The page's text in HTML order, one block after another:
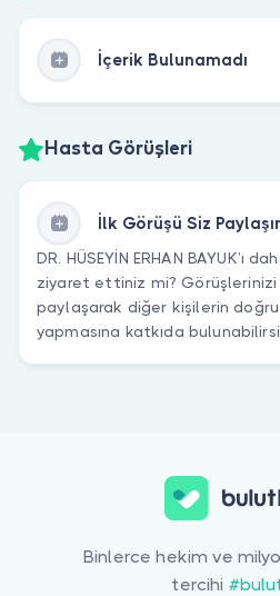
İçerik Bulunamadı
Hasta Görüşleri
İlk Görüşü Siz
DR. HÜSEYİN ERHAN BAYUK’ı
ziyaret ettiniz mi? Görüşlerinizi
paylaşarak diğer kişilerin
yapmasına katkıda
Binlerce hekim ve
tercihi